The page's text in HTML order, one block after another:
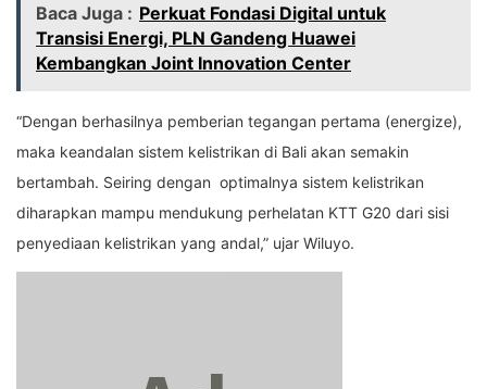
Baca Juga : Perkuat Fondasi Digital untuk
Transisi Energi, PLN Gandeng Huawei
Kembangkan Joint Innovation Center
“Dengan berhasilnya pemberian tegangan pertama (energize),
maka keandalan sistem kelistrikan di Bali akan semakin
bertambah. Seiring dengan optimalnya sistem kelistrikan
diharapkan mampu mendukung perhelatan KTT G20 dari sisi
penyediaan kelistrikan yang andal,” ujar Wiluyo.